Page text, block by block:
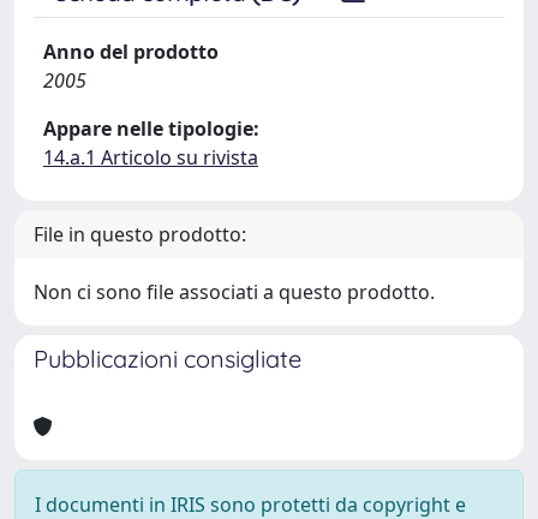
Anno del prodotto
2005
Appare nelle tipologie:
14.a.1 Articolo su rivista
File in questo prodotto:
Non ci sono file associati a questo prodotto.
Pubblicazioni consigliate
I documenti in IRIS sono protetti da copyright e